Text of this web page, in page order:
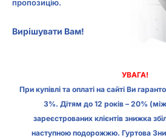
пропозицію.
Вирішувати Вам!
УВАГА!
При купівлі та оплаті на сайті Ви
3%. Дітям до 12 років – 20%
зареєстрованих клієнтів знижка
наступною подорожжю. Гуртова